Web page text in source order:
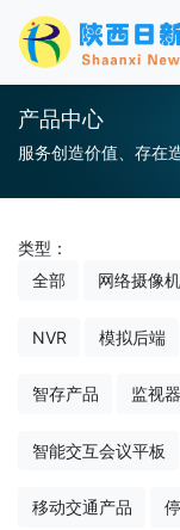
产品中心
服务创造价值、存在
类型：
全部
网络摄像机
NVR 模拟后端
智存产品 监视器
智能交互会议平板
移动交通产品